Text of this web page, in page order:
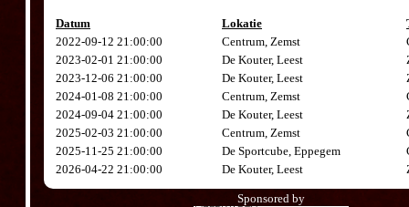
Datum Lokatie
2022-09-12 21:00:00
Centrum, Zemst
2023-02-01 21:00:00
De Kouter, Leest
2023-12-06 21:00:00
De Kouter, Leest
2024-01-08 21:00:00
Centrum, Zemst
2024-09-04 21:00:00
De Kouter, Leest
2025-02-03 21:00:00
Centrum, Zemst
2025-11-25 21:00:00
De Sportcube, Eppegem
2026-04-22 21:00:00
De Kouter, Leest
Sponsored by